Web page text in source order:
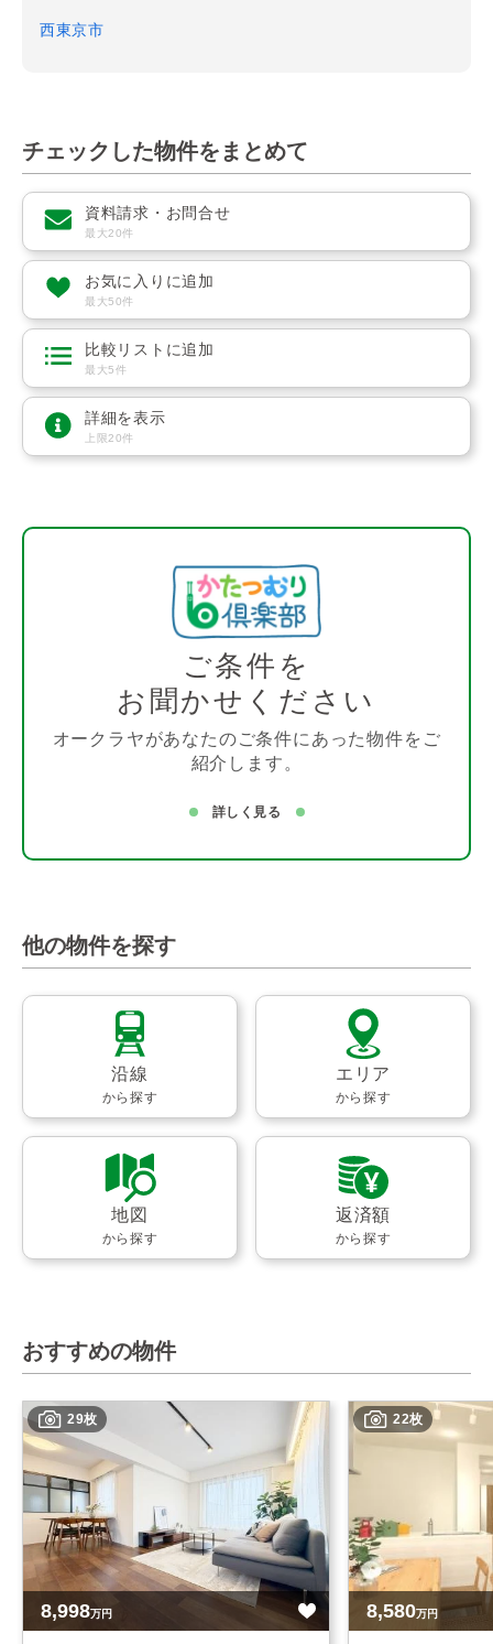
西東京市
チェックした物件をまとめて
資料請求・お問合せ
最大20件
お気に入りに追加
最大50件
比較リストに追加
最大5件
詳細を表示
上限20件
ご条件を
お聞かせください
オークラヤがあなたのご条件にあった物件をご
紹介します。
詳しく見る
他の物件を探す
沿線
から探す
エリア
から探す
地図
から探す
返済額
から探す
おすすめの物件
29枚
8,998万円
22枚
8,580万円